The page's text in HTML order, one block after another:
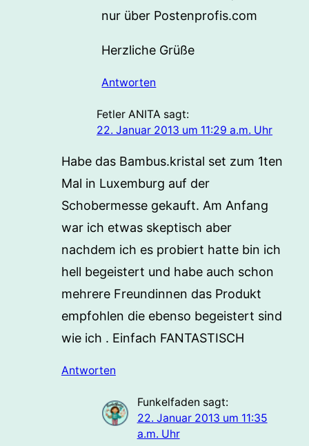
nur über Postenprofis.com
Herzliche Grüße
Antworten
Fetler ANITA sagt:
22. Januar 2013 um 11:29 a.m. Uhr
Habe das Bambus.kristal set zum 1ten
Mal in Luxemburg auf der
Schobermesse gekauft. Am Anfang
war ich etwas skeptisch aber
nachdem ich es probiert hatte bin ich
hell begeistert und habe auch schon
mehrere Freundinnen das Produkt
empfohlen die ebenso begeistert sind
wie ich . Einfach FANTASTISCH
Antworten
Funkelfaden sagt:
22. Januar 2013 um 11:35
a.m. Uhr